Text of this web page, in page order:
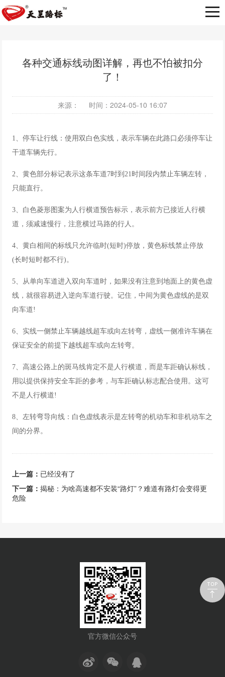
各种交通标线动图详解，再也不怕被扣分
了！
来源： 时间：2024-05-10 16:07
1、停车让行线：使用双白色实线，表示车辆在此路口必须停车让
干道车辆先行。
2、黄色部分标记表示这条车道7时到21时间段内禁止车辆左转，
只能直行。
3、白色菱形图案为人行横道预告标示，表示前方已接近人行横
道，须减速慢行，注意横过马路的行人。
4、黄白相间的标线只允许临时(短时)停放，黄色标线禁止停放
(长时短时都不行)。
5、从单向车道进入双向车道时，如果没有注意到地面上的黄色虚
线，就很容易进入逆向车道行驶。记住，中间为黄色虚线的是双
向车道!
6、实线一侧禁止车辆越线超车或向左转弯，虚线一侧准许车辆在
保证安全的前提下越线超车或向左转弯。
7、高速公路上的斑马线肯定不是人行横道，而是车距确认标线，
用以提供保持安全车距的参考，与车距确认标志配合使用。这可
不是人行横道!
8、左转弯导向线：白色虚线表示是左转弯的机动车和非机动车之
间的分界。
上一篇： 已经没有了
下一篇：揭秘：为啥高速都不安装“路灯”？难道有路灯会变得更
危险
官方微信公众号